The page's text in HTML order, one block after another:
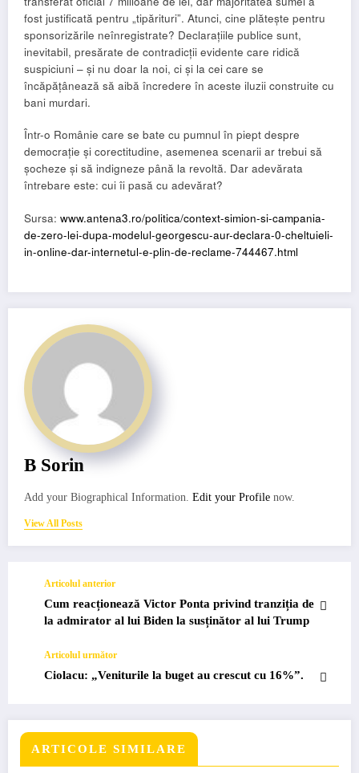
fost justificată pentru „tipărituri”. Atunci, cine plătește pentru
sponsorizările neînregistrate? Declarațiile publice sunt,
inevitabil, presărate de contradicții evidente care ridică
suspiciuni – și nu doar la noi, ci și la cei care se
încăpățânează să aibă încredere în aceste iluzii construite cu
bani murdari.
Într-o Românie care se bate cu pumnul în piept despre
democrație și corectitudine, asemenea scenarii ar trebui să
șocheze și să indigneze până la revoltă. Dar adevărata
întrebare este: cui îi pasă cu adevărat?
Sursa: www.antena3.ro/politica/context-simion-si-campania-
de-zero-lei-dupa-modelul-georgescu-aur-declara-0-cheltuieli-
in-online-dar-internetul-e-plin-de-reclame-744467.html
B Sorin
Add your Biographical Information. Edit your Profile now.
View All Posts
Articolul anterior
Cum reacționează Victor Ponta privind tranziția de
la admirator al lui Biden la susținător al lui Trump
Articolul următor
Ciolacu: „Veniturile la buget au crescut cu 16%”.
ARTICOLE SIMILARE